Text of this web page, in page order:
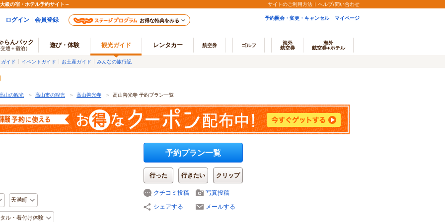
級の宿・ホテル予約サイト～ サイトのご利用方法 ヘルプ/問い合わせ
ログイン 会員登録 お得な特典をみる 予約照会・変更・キャンセル マイページ
らんパック
通＋宿泊） 遊び・体験 観光ガイド レンタカー 航空券 ゴルフ
海外
航空券
海外
航空券+ホテル
イド イベントガイド お土産ガイド みんなの旅行記
山の観光 ＞ 高山市の観光 ＞ 高山善光寺 ＞ 高山善光寺 予約プラン一覧
天満町
ル・着付け体験
予約プラン一覧
行った 行きたい クリップ
クチコミ投稿
写真投稿
シェアする
メールする